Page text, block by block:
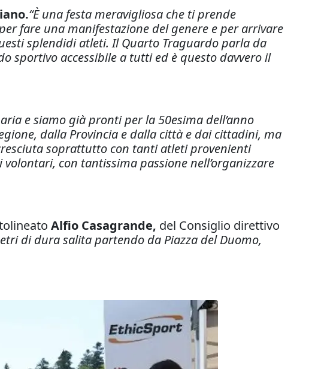
“È una festa meravigliosa che ti prende
fare una manifestazione del genere e per arrivare
splendidi atleti. Il Quarto Traguardo parla da
sportivo accessibile a tutti ed è questo davvero il
e siamo già pronti per la 50esima dell’anno
dalla Provincia e dalla città e dai cittadini, ma
soprattutto con tanti atleti provenienti
con tantissima passione nell’organizzare
Alfio Casagrande, del Consiglio direttivo
di dura salita partendo da Piazza del Duomo,